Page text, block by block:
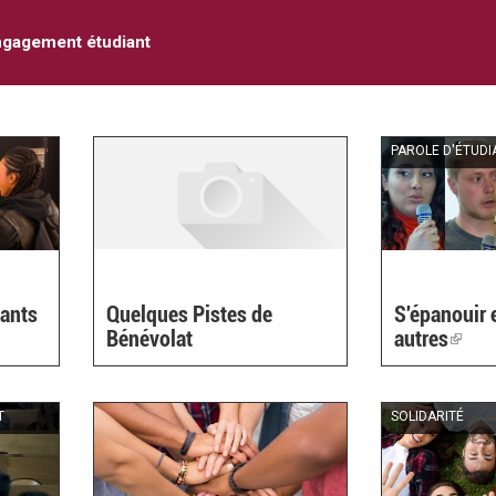
étudiant
Quelques Pistes de
Bénévolat
PAROLE
S'épanouir
autres(link
is
SOLIDARITÉ